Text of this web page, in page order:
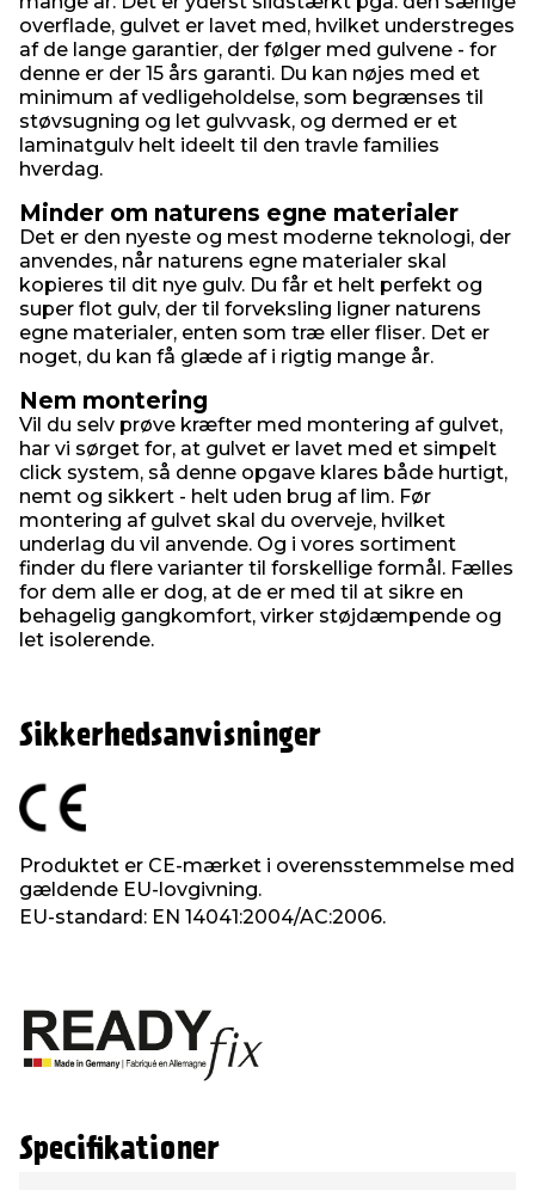
overflade, gulvet er lavet med, hvilket understreges
af de lange garantier, der følger med gulvene - for
denne er der 15 års garanti. Du kan nøjes med et
minimum af vedligeholdelse, som begrænses til
støvsugning og let gulvvask, og dermed er et
laminatgulv helt ideelt til den travle families
hverdag.
Minder om naturens egne materialer
Det er den nyeste og mest moderne teknologi, der
anvendes, når naturens egne materialer skal
kopieres til dit nye gulv. Du får et helt perfekt og
super flot gulv, der til forveksling ligner naturens
egne materialer, enten som træ eller fliser. Det er
noget, du kan få glæde af i rigtig mange år.
Nem montering
Vil du selv prøve kræfter med montering af gulvet,
har vi sørget for, at gulvet er lavet med et simpelt
click system, så denne opgave klares både hurtigt,
nemt og sikkert - helt uden brug af lim. Før
montering af gulvet skal du overveje, hvilket
underlag du vil anvende. Og i vores sortiment
finder du flere varianter til forskellige formål. Fælles
for dem alle er dog, at de er med til at sikre en
behagelig gangkomfort, virker støjdæmpende og
let isolerende.
Sikkerhedsanvisninger
Produktet er CE-mærket i overensstemmelse med
gældende EU-lovgivning.
EU-standard: EN 14041:2004/AC:2006.
Specifikationer